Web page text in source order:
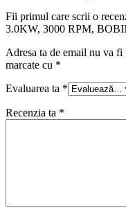
Fii primul care scrii o
3.0KW, 3000 RPM,
Adresa ta de email nu va fi
marcate cu *
Evaluarea ta *
Recenzia ta *